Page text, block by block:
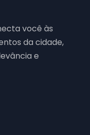
você às
da cidade,
e